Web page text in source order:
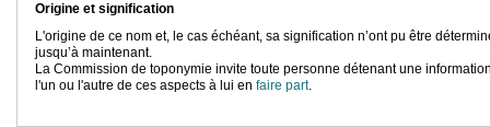
Origine et signification
L'origine de ce nom et, le cas échéant, sa signification n’ont pu être
jusqu’à maintenant.
La Commission de toponymie invite toute personne détenant une
l'un ou l'autre de ces aspects à lui en faire part.